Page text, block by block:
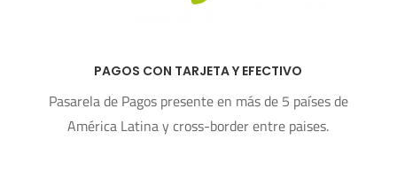
PAGOS CON TARJETA Y EFECTIVO
Pasarela de Pagos presente en más de 5 países de
América Latinay cross-border entre paises.